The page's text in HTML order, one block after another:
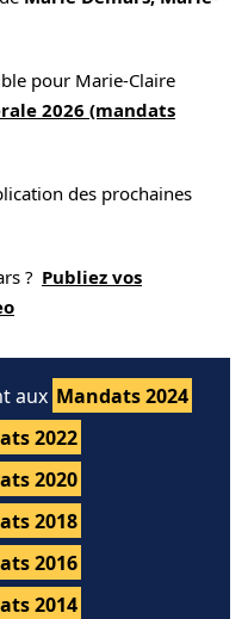
pour Marie-Claire
2026 (mandats
des prochaines
? Publiez vos
aux Mandats 2024
2022
2020
2018
2016
2014